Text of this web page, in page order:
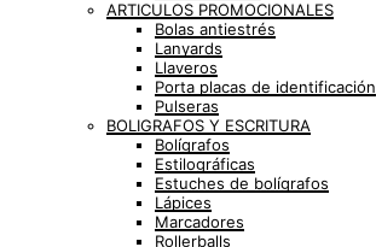
ARTICULOS PROMOCIONALES
Bolas antiestrés
Lanyards
Llaveros
Porta placas de identificación
Pulseras
BOLIGRAFOS Y ESCRITURA
Bolígrafos
Estilográficas
Estuches de bolígrafos
Lápices
Marcadores
Rollerballs